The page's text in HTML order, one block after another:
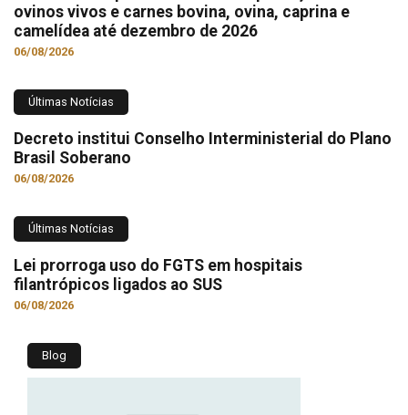
ovinos vivos e carnes bovina, ovina, caprina e
camelídea até dezembro de 2026
06/08/2026
Últimas Notícias
Decreto institui Conselho Interministerial do Plano
Brasil Soberano
06/08/2026
Últimas Notícias
Lei prorroga uso do FGTS em hospitais
filantrópicos ligados ao SUS
06/08/2026
Blog